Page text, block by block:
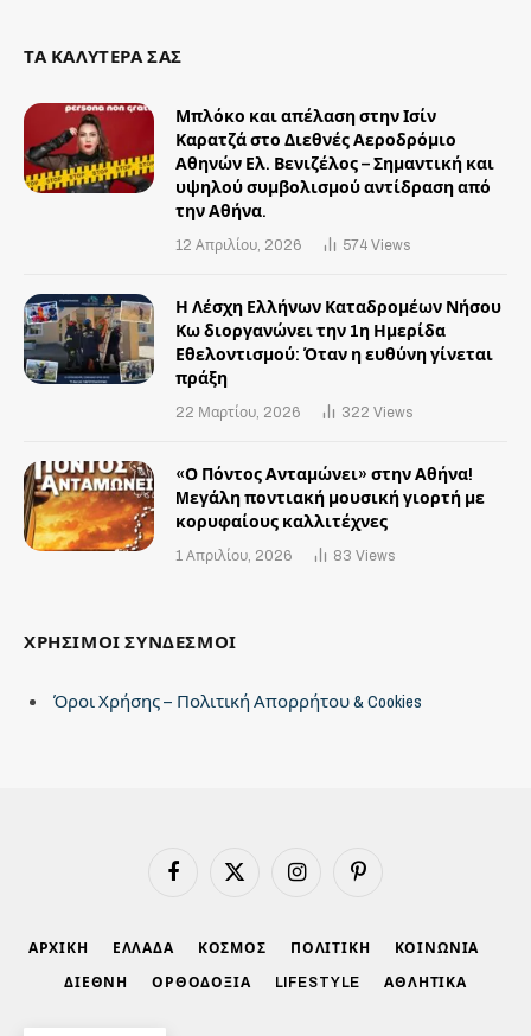
ΤΑ ΚΑΛΥΤΕΡΑ ΣΑΣ
Μπλόκο και απέλαση στην Ισίν
Καρατζά στο Διεθνές Αεροδρόμιο
Αθηνών Ελ. Βενιζέλος – Σημαντική και
υψηλού συμβολισμού αντίδραση από
την Αθήνα.
12 Απριλίου, 2026 574 Views
Η Λέσχη Ελλήνων Καταδρομέων Νήσου
Κω διοργανώνει την 1η Ημερίδα
Εθελοντισμού: Όταν η ευθύνη γίνεται
πράξη
22 Μαρτίου, 2026 322 Views
«Ο Πόντος Ανταμώνει» στην Αθήνα!
Mεγάλη ποντιακή μουσική γιορτή με
κορυφαίους καλλιτέχνες
1 Απριλίου, 2026 83 Views
ΧΡΗΣΙΜΟΙ ΣΥΝΔΕΣΜΟΙ
Όροι Χρήσης – Πολιτική Απορρήτου & Cookies
Facebook X
Instagram Pinterest
ΑΡΧΙΚΗ ΕΛΛΑΔΑ ΚΟΣΜΟΣ ΠΟΛΙΤΙΚΗ ΚΟΙΝΩΝΙΑ
ΔΙΕΘΝΗ ΟΡΘΟΔΟΞΙΑ LIFESTYLE ΑΘΛΗΤΙΚΑ